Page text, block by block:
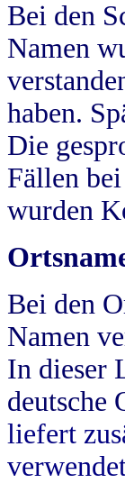
Bei den
Namen
haben.
Die
Fällen
wurden
Bei den
Namen
In dieser
deutsche
liefert